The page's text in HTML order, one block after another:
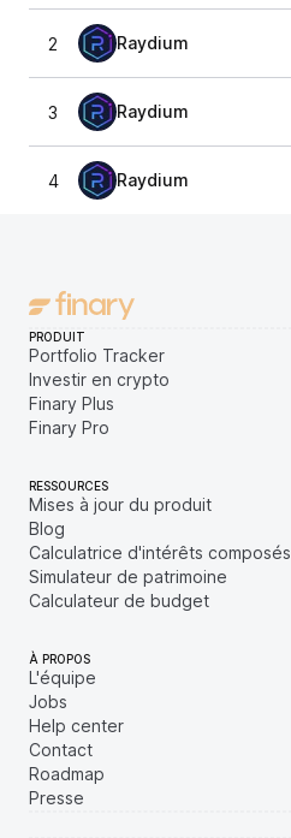
2 Raydium
3 Raydium
4 Raydium
PRODUIT
Portfolio Tracker
Investir en crypto
Finary Plus
Finary Pro
RESSOURCES
Mises à jour du produit
Blog
Calculatrice d'intérêts composés
Simulateur de patrimoine
Calculateur de budget
À PROPOS
L'équipe
Jobs
Help center
Contact
Roadmap
Presse